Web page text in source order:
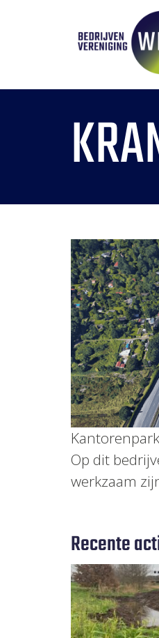
Op dit
werkzaam
Recente